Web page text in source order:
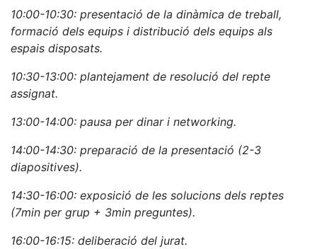
10:00-10:30: presentació de la dinàmica de treball,
formació dels equips i distribució dels equips als
espais disposats.
10:30-13:00: plantejament de resolució del repte
assignat.
13:00-14:00: pausa per dinar i networking.
14:00-14:30: preparació de la presentació (2-3
diapositives).
14:30-16:00: exposició de les solucions dels reptes
(7min per grup + 3min preguntes).
16:00-16:15: deliberació del jurat.